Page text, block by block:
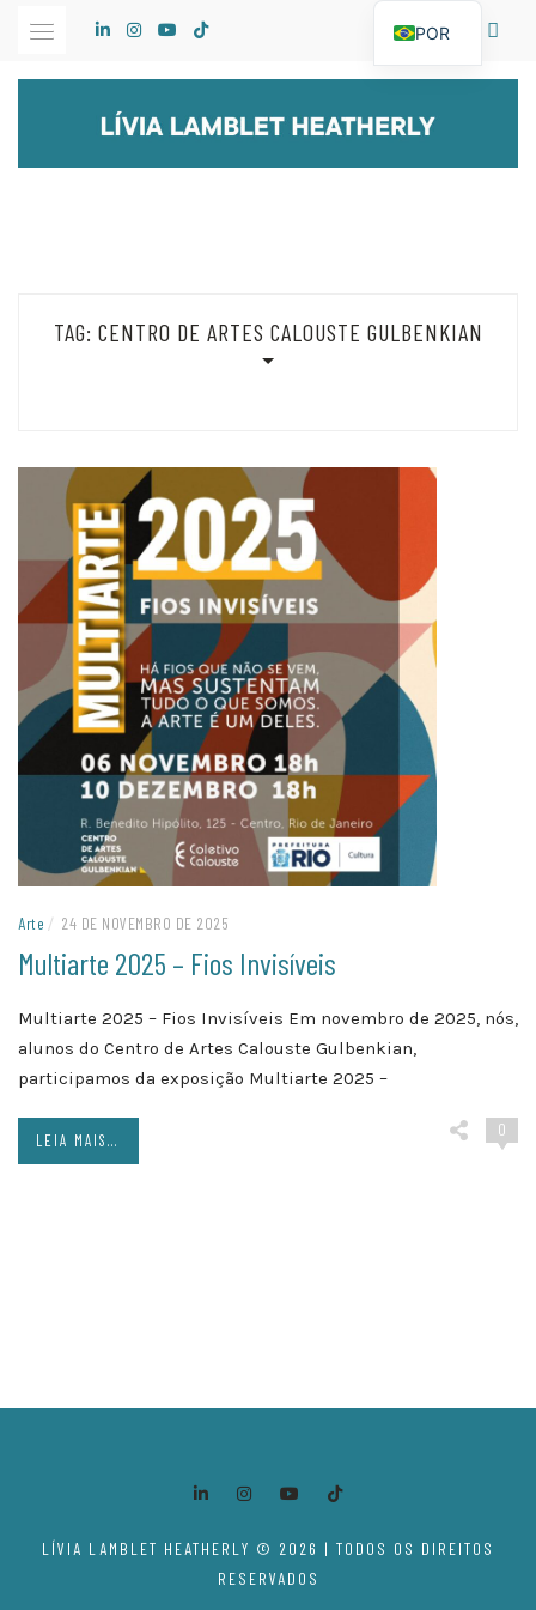
TAG: CENTRO DE ARTES CALOUSTE GULBENKIAN
Arte / 24 DE NOVEMBRO DE 2025
Multiarte 2025 – Fios Invisíveis
Multiarte 2025 – Fios Invisíveis Em novembro de 2025, nós,
alunos do Centro de Artes Calouste Gulbenkian,
participamos da exposição Multiarte 2025 –
0
LEIA MAIS...
LÍVIA LAMBLET HEATHERLY © 2026 | TODOS OS DIREITOS
RESERVADOS
POR